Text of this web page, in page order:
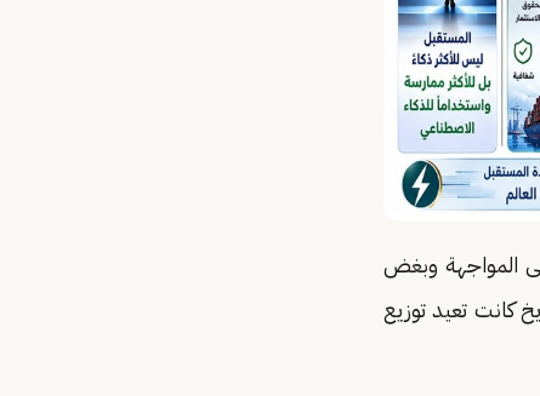
المواجهة وبغض
كانت تعيد توزيع